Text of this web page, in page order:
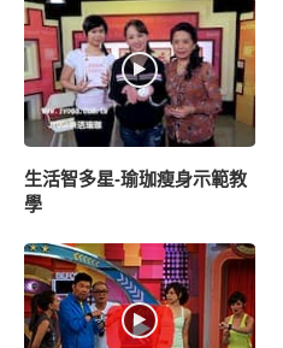
生活智多星-瑜珈瘦身示範教
學